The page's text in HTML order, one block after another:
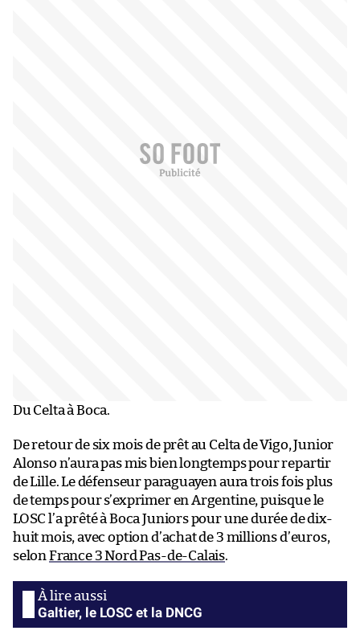
Du Celta à Boca.
De retour de six mois de prêt au Celta de Vigo, Junior
Alonso n’aura pas mis bien longtemps pour repartir
de Lille. Le défenseur paraguayen aura trois fois plus
de temps pour s’exprimer en Argentine, puisque le
LOSC l’a prêté à Boca Juniors pour une durée de dix-
huit mois, avec option d’achat de 3 millions d’euros,
selon France 3 Nord Pas-de-Calais.
Galtier, le LOSC et la DNCG